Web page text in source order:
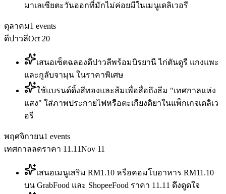
มาเลเซียตะวันออกที่มักไม่ค่อยมีในเมนูเดลิเวอรี
ตุลาคม1 events
ดีปาวลีOct 20
เสนอเซ็ตฉลองดีปาวลีพร้อมบิรยานี ไก่ตันดูรี แกงแพะ
และกูลับจามุน ในราคาพิเศษ
ใช้แบรนด์ดิ้งสีทองและส้มเพื่อสื่อถึงธีม "เทศกาลแห่ง
แสง" ใส่ภาพประกายไฟหรือตะเกียงดิยาในแพ็กเกจเดลิเว
อรี
พฤศจิกายน1 events
เทศกาลลดราคา 11.11Nov 11
เสนอเมนูเสริม RM1.10 หรือคอมโบอาหาร RM11.10
บน GrabFood และ ShopeeFood ราคา 11.11 ดึงดูดใจ